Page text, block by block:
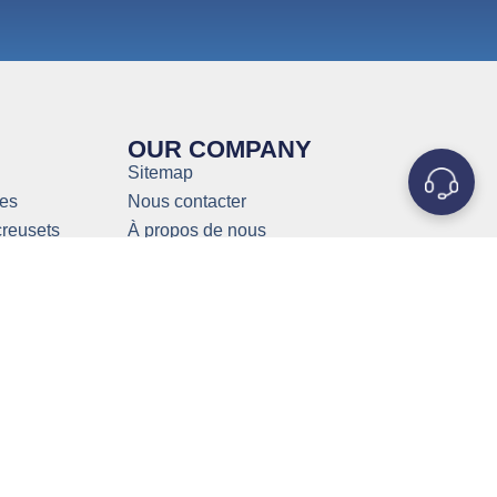
OUR COMPANY
Sitemap
Nous contacter
À propos de nous